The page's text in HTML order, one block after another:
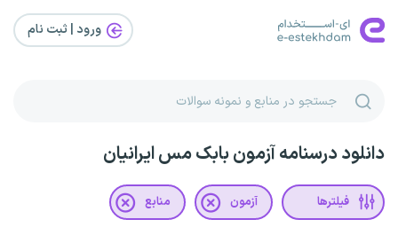
ورود | ثبت‌ نام
دانلود درسنامه آزمون بابک مس ایرانیان
فیلترها آزمون منابع